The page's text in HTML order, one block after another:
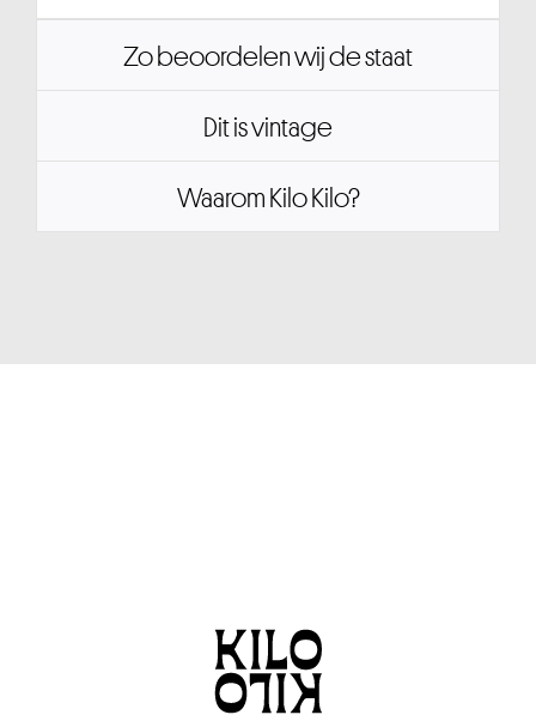
Zo beoordelen wij de staat
Dit is vintage
Waarom Kilo Kilo?